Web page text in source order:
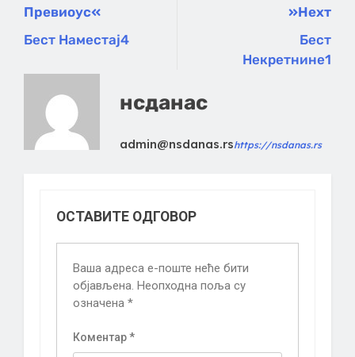
Превиоус
Бест Наместај4
Неxт
Бест
Некретнине1
нсданас
admin@nsdanas.rshttps://nsdanas.rs
ОСТАВИТЕ ОДГОВОР
Ваша адреса е-поште неће бити
објављена. Неопходна поља су
означена *
Коментар*